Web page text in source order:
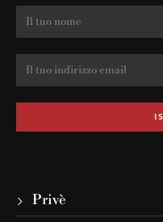
Privè